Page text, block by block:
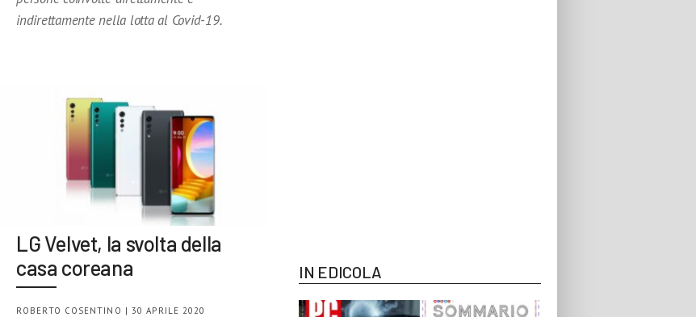
indirettamente nella lotta al Covid-19.
LG Velvet, la svolta della
casa coreana
ROBERTO COSENTINO | 30 APRILE 2020
IN EDICOLA